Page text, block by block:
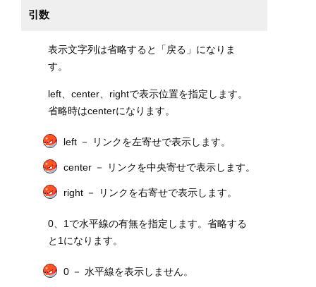
引数
表示文字列は省略すると「戻る」になりま
す。
left、center、rightで表示位置を指定します。
省略時はcenterになります。
left － リンクを左寄せで表示します。
center － リンクを中央寄せで表示します。
right － リンクを右寄せで表示します。
0、1で水平線の有無を指定します。省略する
と1になります。
0 － 水平線を表示しません。